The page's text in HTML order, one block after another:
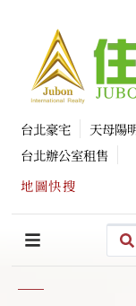
台北豪宅 天母陽
台北辦公室租售
地圖快搜